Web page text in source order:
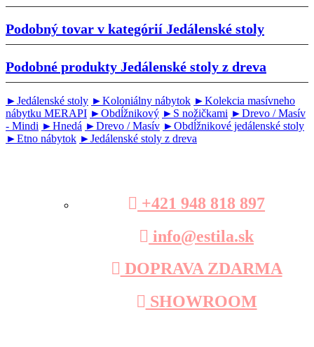
Podobný tovar v kategórií Jedálenské stoly
Podobné produkty Jedálenské stoly z dreva
►Jedálenské stoly ►Koloniálny nábytok ►Kolekcia masívneho
nábytku MERAPI ►Obdĺžnikový ►S nožičkami ►Drevo / Masív
- Mindi ►Hnedá ►Drevo / Masív ►Obdĺžnikové jedálenské stoly
►Etno nábytok ►Jedálenské stoly z dreva
+421 948 818 897
info@estila.sk
DOPRAVA ZDARMA
SHOWROOM